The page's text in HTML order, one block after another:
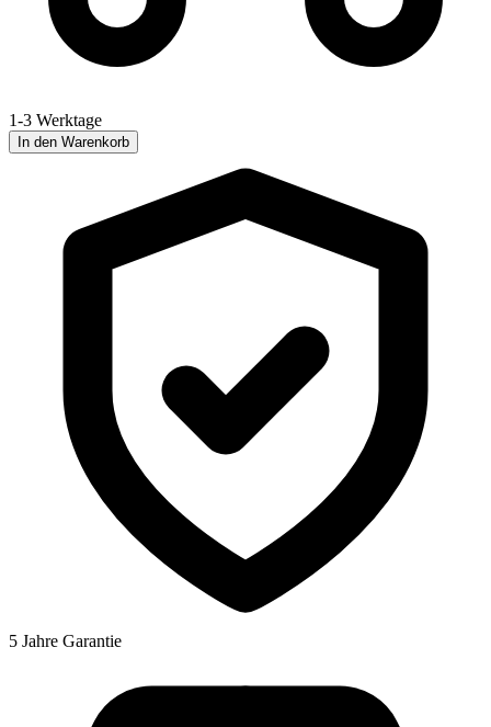
1-3 Werktage
In den Warenkorb
5 Jahre Garantie